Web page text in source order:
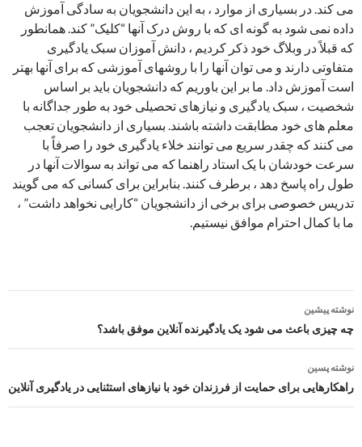
می کند. در بسیاری از موارد ، به این دانشجویان به سادگی آموزش
داده نمی شود به گونه ای که با روش درک آنها “کلیک” کند. همانطور
که قبلاً در وبلاگ خود ذکر کردیم ، دانش آموزان سبک یادگیری
متفاوتی دارند و می توان آنها را با روشهای آموزشی که برای آنها بهتر
است آموزش داد. ما بر این باوریم که دانشجویان باید بر اساس
شخصیت ، سبک یادگیری و نیازهای تحصیلی خود به طور جداگانه با
معلم های خود مطابقت داشته باشند. بسیاری از دانشجویان تعجب
می کنند که چقدر سریع می توانند خلاء یادگیری خود را صرفاً با
سرعت خودشان با یک استاد راهنما که می تواند به سوالات آنها در
طول راه پاسخ دهد ، برطرف کنند. بنابراین برای کسانی که می گویند
تدریس خصوصی برای برخی از دانشجویان “کارایی نخواهد داشت” ،
ما با کمال احترام موافق نیستیم.
ناوبری
نوشته
نوشته پیشین
چه چیزی باعث می شود یک یادگیرنده آنلاین موفق باشد؟
نوشته پسین
راهکارهایی برای حمایت از فرزندان خود با نیازهای استثنایی در یادگیری آنلاین